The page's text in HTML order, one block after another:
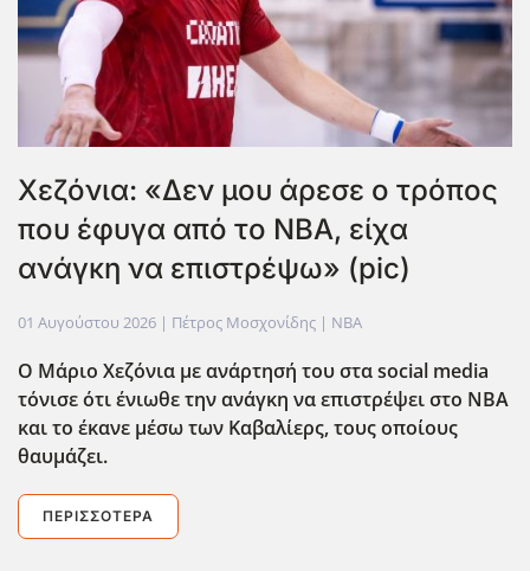
Χεζόνια: «Δεν μου άρεσε ο τρόπος
που έφυγα από το ΝΒΑ, είχα
ανάγκη να επιστρέψω» (pic)
01 Αυγούστου 2026 | Πέτρος Μοσχονίδης | NBA
Ο Μάριο Χεζόνια με ανάρτησή του στα social media
τόνισε ότι ένιωθε την ανάγκη να επιστρέψει στο ΝΒΑ
και το έκανε μέσω των Καβαλίερς, τους οποίους
θαυμάζει.
ΠΕΡΙΣΣΌΤΕΡΑ